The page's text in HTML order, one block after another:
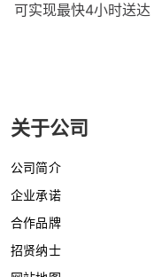
可实现最快4小时送达
关于公司
公司简介
企业承诺
合作品牌
招贤纳士